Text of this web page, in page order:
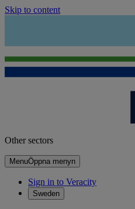
Skip to content
Other sectors
MenuÖppna menyn
Sign in to Veracity
Sweden